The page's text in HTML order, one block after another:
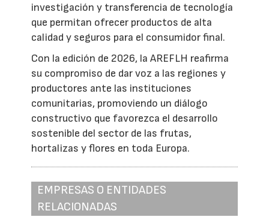
investigación y transferencia de tecnología
que permitan ofrecer productos de alta
calidad y seguros para el consumidor final.
Con la edición de 2026, la AREFLH reafirma
su compromiso de dar voz a las regiones y
productores ante las instituciones
comunitarias, promoviendo un diálogo
constructivo que favorezca el desarrollo
sostenible del sector de las frutas,
hortalizas y flores en toda Europa.
EMPRESAS O ENTIDADES
RELACIONADAS